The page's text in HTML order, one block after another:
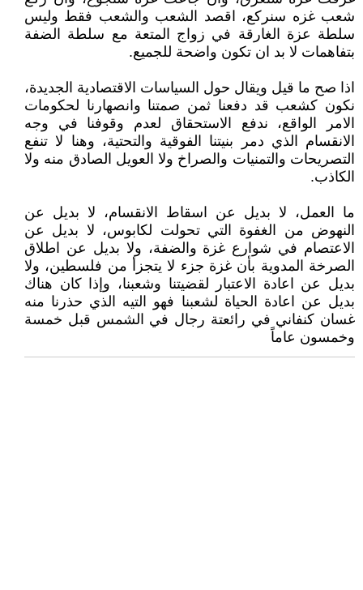
شعب غزه سنركع، اقصد الشعب والشعب فقط وليس
سلطة عزة الغارقة في زواج المتعة مع سلطة الضفة
بتفاهمات لا بد ان تكون واضحة للجميع.
اذا صح ما قيل ويقال حول السياسات الاقتصادية الجديدة،
نكون كشعب قد دفعنا ثمن صمتنا وانصهارنا لحكومات
الامر الواقع، ندفع الاستحقاق لعدم وقوفنا في وجه
الانقسام الذي دمر بنيتنا الفوقية والتحتية، وهنا لا تنفع
التصريحات والتمنيات والصراخ ولا العويل الصادق منه ولا
الكاذب.
ما العمل، لا بديل عن اسقاط الانقسام، لا بديل عن
النهوض من الغفوة التي تحولت لكابوس، لا بديل عن
الاعتصام في شوارع غزة والضفة، ولا بديل عن اطلاق
الصرخة المدوية بأن غزة جزء لا يتجزأ من فلسطين، ولا
بديل عن اعادة الاعتبار لقضيتنا وشعبنا، وإذا كان هناك
بديل عن اعادة الحياة لشعبنا فهو التيه الذي حذرنا منه
غسان كنفاني في رائعتة رجال في الشمس قبل خمسة
وخمسون عاماً